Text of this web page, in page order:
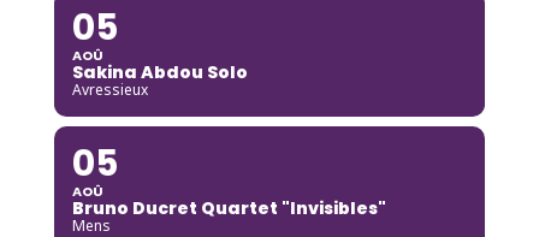
05
AOÛ
Sakina Abdou Solo
Avressieux
05
AOÛ
Bruno Ducret Quartet "Invisibles"
Mens